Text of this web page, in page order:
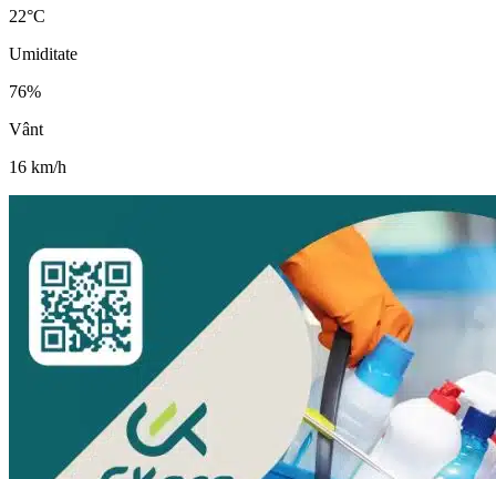
22°C
Umiditate
76%
Vânt
16 km/h